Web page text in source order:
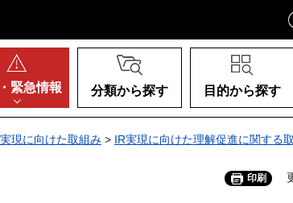
緊急情報 分類から探す 目的から探す
現に向けた取組み > IR実現に向けた理解促進に関する
印刷